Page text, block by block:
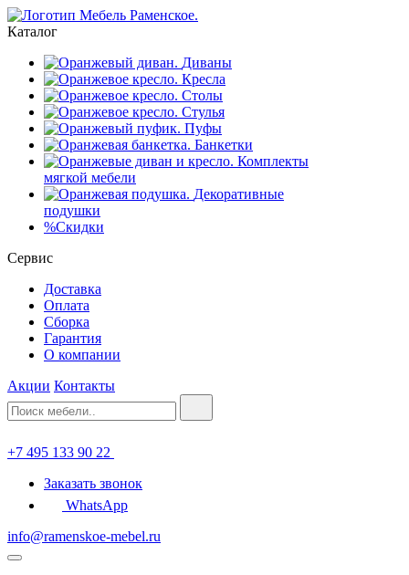
Каталог
Диваны
Кресла
Столы
Стулья
Пуфы
Банкетки
Комплекты
мягкой мебели
Декоративные
подушки
%Скидки
Сервис
Доставка
Оплата
Сборка
Гарантия
О компании
Акции Контакты
+7 495 133 90 22
Заказать звонок
WhatsApp
info@ramenskoe-mebel.ru